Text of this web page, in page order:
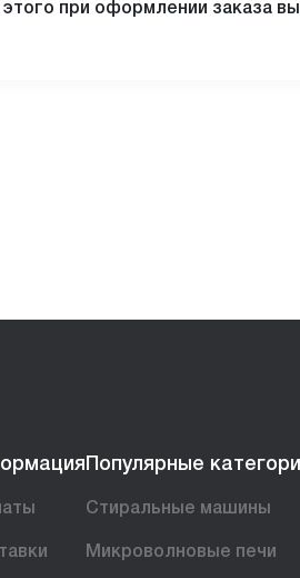
при оформлении заказа
Популярные
Стиральные машины
Микроволновые печи